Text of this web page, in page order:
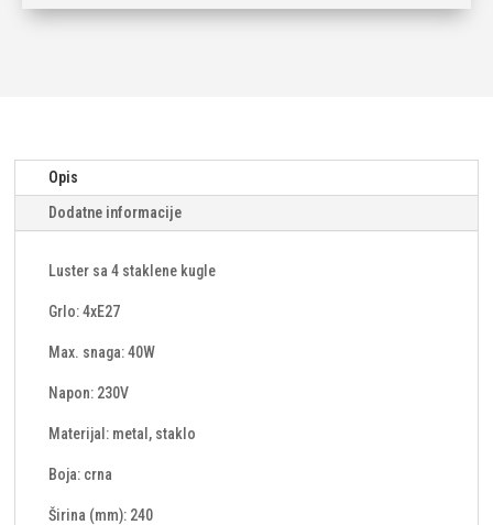
staklene
Opis
Dodatne informacije
Luster sa 4 staklene kugle
Grlo: 4xE27
Max. snaga: 40W
Napon: 230V
Materijal: metal, staklo
Boja: crna
Širina (mm): 240